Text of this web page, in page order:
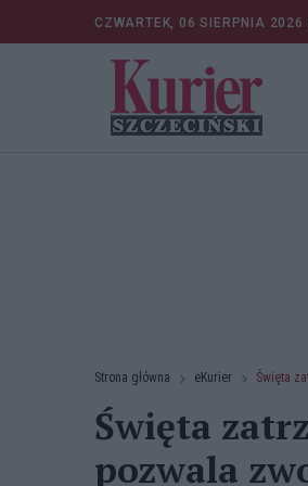
CZWARTEK, 06 SIERPNIA 2026
Strona główna eKurier Święta
Święta
pozwala